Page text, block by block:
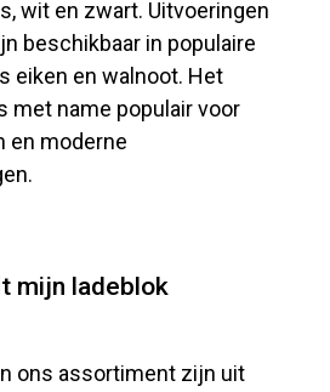
wit en zwart. Uitvoeringen
beschikbaar in populaire
eiken en walnoot. Het
met name populair voor
en moderne
mijn ladeblok
ons assortiment zijn uit